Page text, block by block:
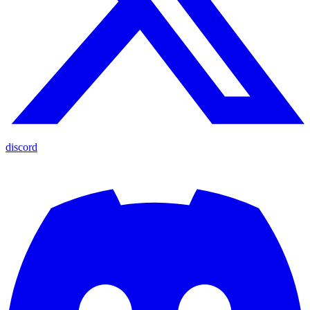
discord